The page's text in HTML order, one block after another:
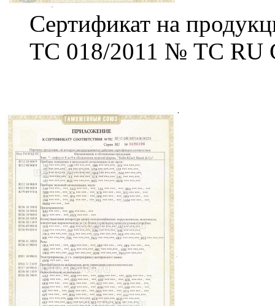
Сертификат на
ТС 018/2011 № ТС RU